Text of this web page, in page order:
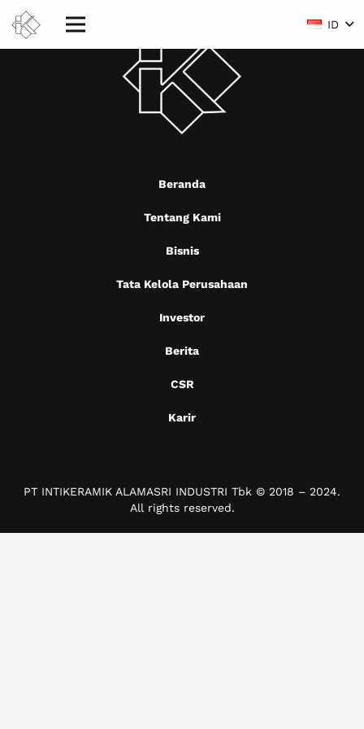
ID
Beranda
Tentang Kami
Bisnis
Tata Kelola Perusahaan
Investor
Berita
CSR
Karir
PT INTIKERAMIK ALAMASRI INDUSTRI Tbk © 2018 – 2024.
All rights reserved.